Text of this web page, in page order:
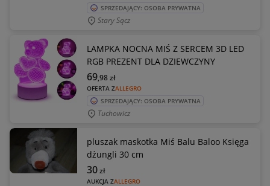
SPRZEDAJĄCY: OSOBA PRYWATNA
Stary Sącz
LAMPKA NOCNA MIŚ Z SERCEM 3D LED
RGB PREZENT DLA DZIEWCZYNY
OFERTA ZALLEGRO
69,98zł
SPRZEDAJĄCY: OSOBA PRYWATNA
Tuchowicz
pluszak maskotka Miś Balu Baloo Księga
dżungli 30 cm
AUKCJA ZALLEGRO
30zł